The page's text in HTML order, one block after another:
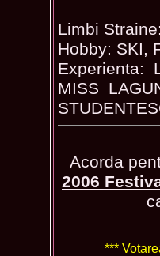
Limbi
Hobby: SKI,
Experienta:
MISS
Acorda
2006
***